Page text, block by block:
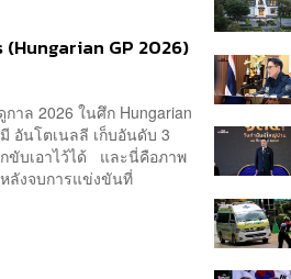
GP 2026)
าล 2026 ในศึก Hungarian
อันโตเนลลี เก็บอันดับ 3
ขับเอาไว้ได้ และนี่คือภาพ
หลังจบการแข่งขันที่